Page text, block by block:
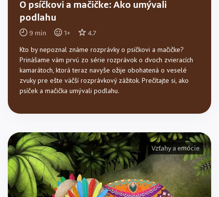
O psíčkovi a mačičke: Ako umývali
podlahu
9 min 1+ 4.7
Kto by nepoznal známe rozprávky o psíčkovi a mačičke?
Prinášame vám prvú zo série rozprávok o dvoch zvieracích
kamarátoch, ktorá teraz navyše ožije obohatená o veselé
zvuky pre ešte väčší rozprávkový zážitok. Prečítajte si, ako
psíček a mačička umývali podlahu.
Vzťahy a emócie